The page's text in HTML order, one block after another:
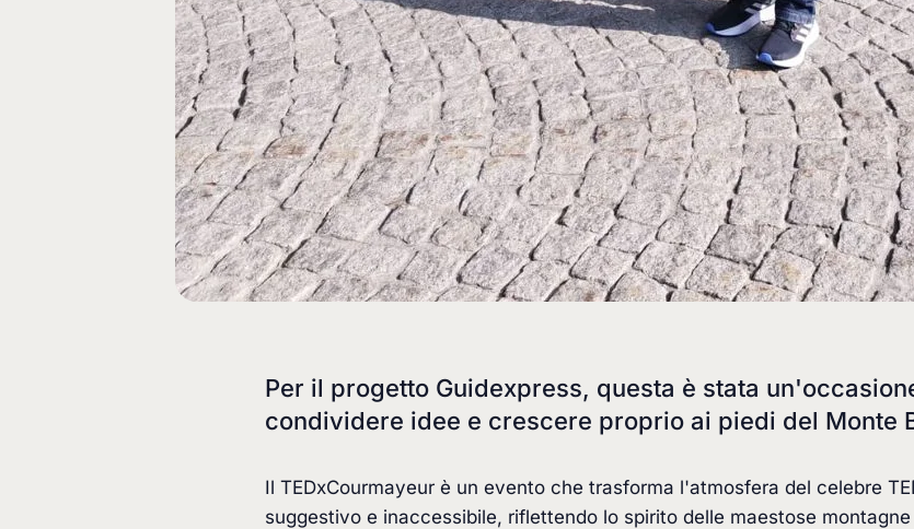
Per il progetto Guidexpress, questa è stata
condividere idee e crescere proprio ai piedi del Monte
Il TEDxCourmayeur è un evento che trasforma l'atmosfera del celebre
suggestivo e inaccessibile, riflettendo lo spirito delle maestose